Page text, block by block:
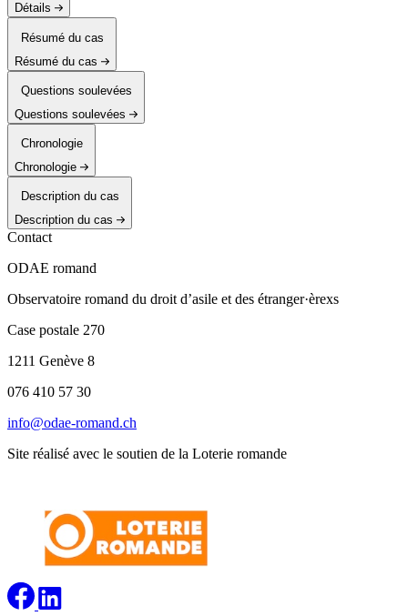
Détails
Résumé du cas
Résumé du cas
Questions soulevées
Questions soulevées
Chronologie
Chronologie
Description du cas
Description du cas
Contact
ODAE romand
Observatoire romand du droit d’asile et des étranger·èrexs
Case postale 270
1211 Genève 8
076 410 57 30
info@odae-romand.ch
Site réalisé avec le soutien de la Loterie romande